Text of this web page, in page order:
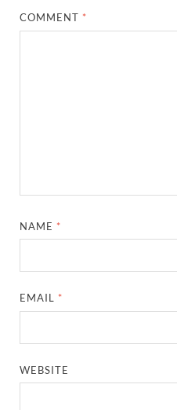
COMMENT *
NAME *
EMAIL *
WEBSITE